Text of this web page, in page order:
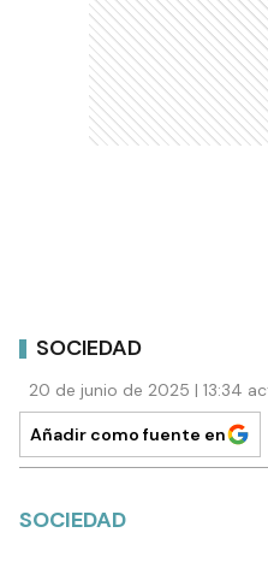
SOCIEDAD
20 de junio de 2025 | 13:34
Añadir como fuente en
SOCIEDAD